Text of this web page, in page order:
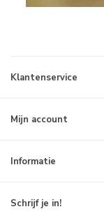
Klantenservice
Mijn account
Informatie
Schrijf je in!